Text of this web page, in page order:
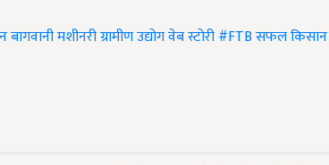
बागवानीमशीनरीग्रामीण उद्योगवेब स्टोरी#FTBसफल किसान